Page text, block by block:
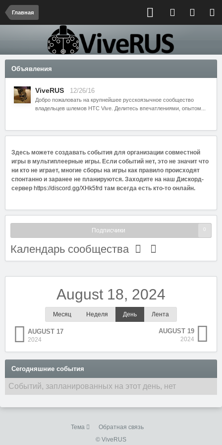
Главная
Объявления
ViveRUS 12/26/16
Добро пожаловать на крупнейшее русскоязычное сообщество
владельцев шлемов HTC Vive. Делитесь впечатлениями, опытом...
Здесь можете создавать события для организации совместной
игры в мультиплеерные игры. Если событий нет, это не значит что
ни кто не играет, многие сборы на игры как правило происходят
спонтанно и заранее не планируются. Заходите на наш Дискорд-
сервер https://discord.gg/XHk5frd там всегда есть кто-то онлайн.
Подписчики 0
Календарь сообщества
AUGUST 17
2024
August 18, 2024
Месяц Неделя День Лента
AUGUST 19
2024
Сегодняшние события
Событий, запланированных на этот день, нет
Тема
Обратная связь
© ViveRUS